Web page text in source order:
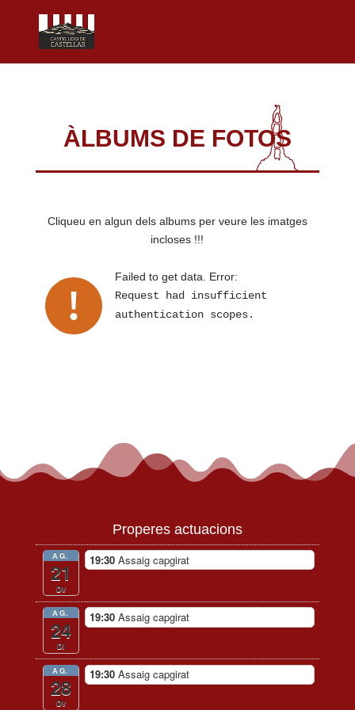
ÀLBUMS DE FOTOS
Cliqueu en algun dels albums per veure les imatges
incloses !!!
Failed to get data. Error:
Request had insufficient
authentication scopes.
Properes actuacions
AG.
21
Dv
19:30Assaig capgirat
AG.
24
Dl
19:30Assaig capgirat
AG.
28
Dv
19:30Assaig capgirat